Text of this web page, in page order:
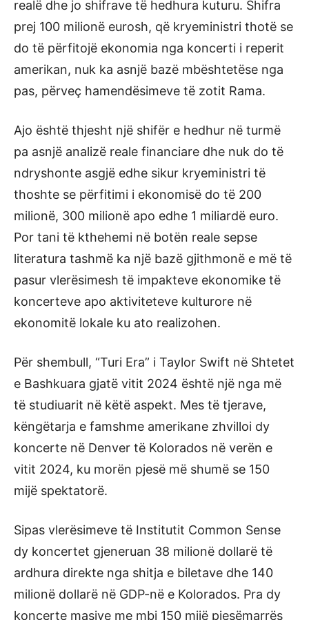
realë dhe jo shifrave të hedhura kuturu. Shifra
prej 100 milionë eurosh, që kryeministri thotë se
do të përfitojë ekonomia nga koncerti i reperit
amerikan, nuk ka asnjë bazë mbështetëse nga
pas, përveç hamendësimeve të zotit Rama.
Ajo është thjesht një shifër e hedhur në turmë
pa asnjë analizë reale financiare dhe nuk do të
ndryshonte asgjë edhe sikur kryeministri të
thoshte se përfitimi i ekonomisë do të 200
milionë, 300 milionë apo edhe 1 miliardë euro.
Por tani të kthehemi në botën reale sepse
literatura tashmë ka një bazë gjithmonë e më të
pasur vlerësimesh të impakteve ekonomike të
koncerteve apo aktiviteteve kulturore në
ekonomitë lokale ku ato realizohen.
Për shembull, “Turi Era” i Taylor Swift në Shtetet
e Bashkuara gjatë vitit 2024 është një nga më
të studiuarit në këtë aspekt. Mes të tjerave,
këngëtarja e famshme amerikane zhvilloi dy
koncerte në Denver të Kolorados në verën e
vitit 2024, ku morën pjesë më shumë se 150
mijë spektatorë.
Sipas vlerësimeve të Institutit Common Sense
dy koncertet gjeneruan 38 milionë dollarë të
ardhura direkte nga shitja e biletave dhe 140
milionë dollarë në GDP-në e Kolorados. Pra dy
koncerte masive me mbi 150 mijë pjesëmarrës